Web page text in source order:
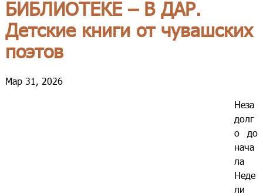
БИБЛИОТЕКЕ – В ДАР.
Детские книги от чувашских
поэтов
Мар 31, 2026
Неза
долг
о до
нача
ла
Неде
ли